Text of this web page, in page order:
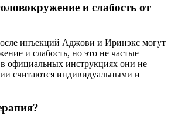
и слабость от
инъекций Аджови и Иринэкс могут
и слабость, но это не частые
официальных инструкциях они не
считаются индивидуальными и